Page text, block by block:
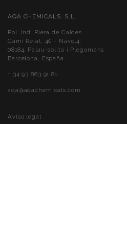
AQA CHEMICALS, S.L.
Pol. Ind. Riera de Caldes
Camí Reial, 40 - Nave,4.
08184. Palau-solità i Plegamans
Barcelona, España
+ 34 93 863 91 81
aqa@aqachemicals.com
Aviso legal